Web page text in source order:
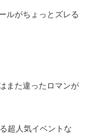
ルがちょっとズレる
また違ったロマンが
超人気イベントな